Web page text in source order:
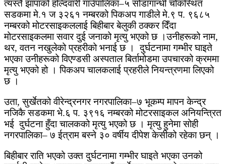
त्यस्तै झापाको हल्दिवारी गाउँपालिका–५ सोडागान्धी चोकस्थित
सडकमा मे.१ ज ३२६१ नम्बरको पिकअप गाडीले मे.९ प. ९६८५
नम्बरको मोटरसाइकललाई बिहीबार बेलुकी ठक्कर दिँदा
मोटरसाइकलमा सवार दुई जनाको मृत्यु भएको छ ।उनीहरूको नाम,
थर, वतन नखुलेको प्रहरीको भनाई छ । दुर्घटनामा गम्भीर घाइते
भएका उनीहरूको विएण्डसी अस्पताल बिर्तामोडमा उपचारको क्रममा
मृत्यु भएको हो । पिकअप चालकलाई प्रहरीले नियन्त्रणमा लिएको
छ ।
उता, सुर्खेतको वीरेन्द्रनगर नगरपालिका–७ भूकम्प मापन केन्द्र
नजिकै सडकमा भे.६ प. ३९१६ नम्बरको मोटरसाइकल अनियन्त्रित
भई दुर्घटना हुँदा चालकको मृत्यु भएको छ । मृत्यु हुनेमा सोही
नगरपालिका– ७ ईत्राम बस्ने ३० वर्षीय दीपेश केसीको रहेका छन् ।
बिहीबार राति भएको उक्त दुर्घटनामा गम्भीर घाइते भएका उनको